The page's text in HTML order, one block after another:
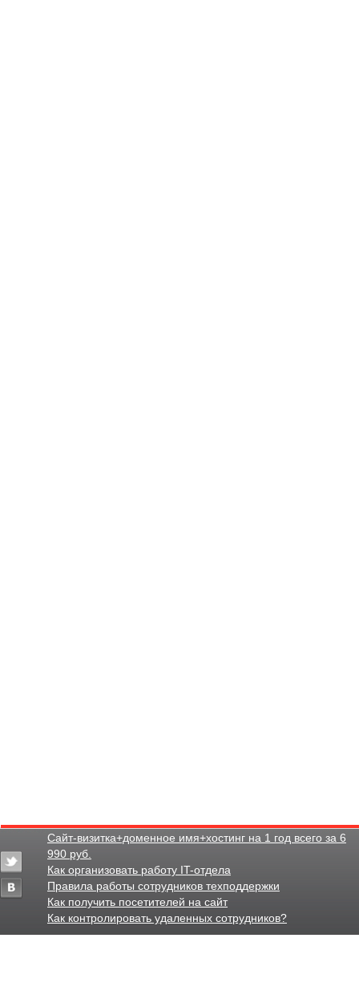
Сайт-визитка+доменное имя+хостинг на 1 год всего за 6
990 руб.
Как организовать работу IT-отдела
Правила работы сотрудников техподдержки
Как получить посетителей на сайт
Как контролировать удаленных сотрудников?